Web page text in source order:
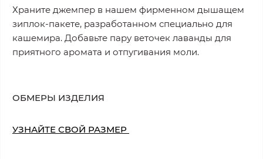
Храните джемпер в нашем фирменном дышащем
зиплок-пакете, разработанном специально для
кашемира. Добавьте пару веточек лаванды для
приятного аромата и отпугивания моли.
ОБМЕРЫ ИЗДЕЛИЯ
УЗНАЙТЕ СВОЙ РАЗМЕР